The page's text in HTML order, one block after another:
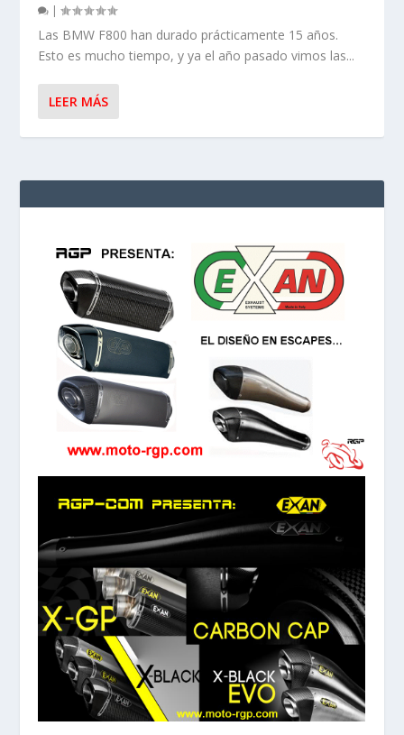
|
Las BMW F800 han durado prácticamente 15 años.
Esto es mucho tiempo, y ya el año pasado vimos las...
LEER MÁS